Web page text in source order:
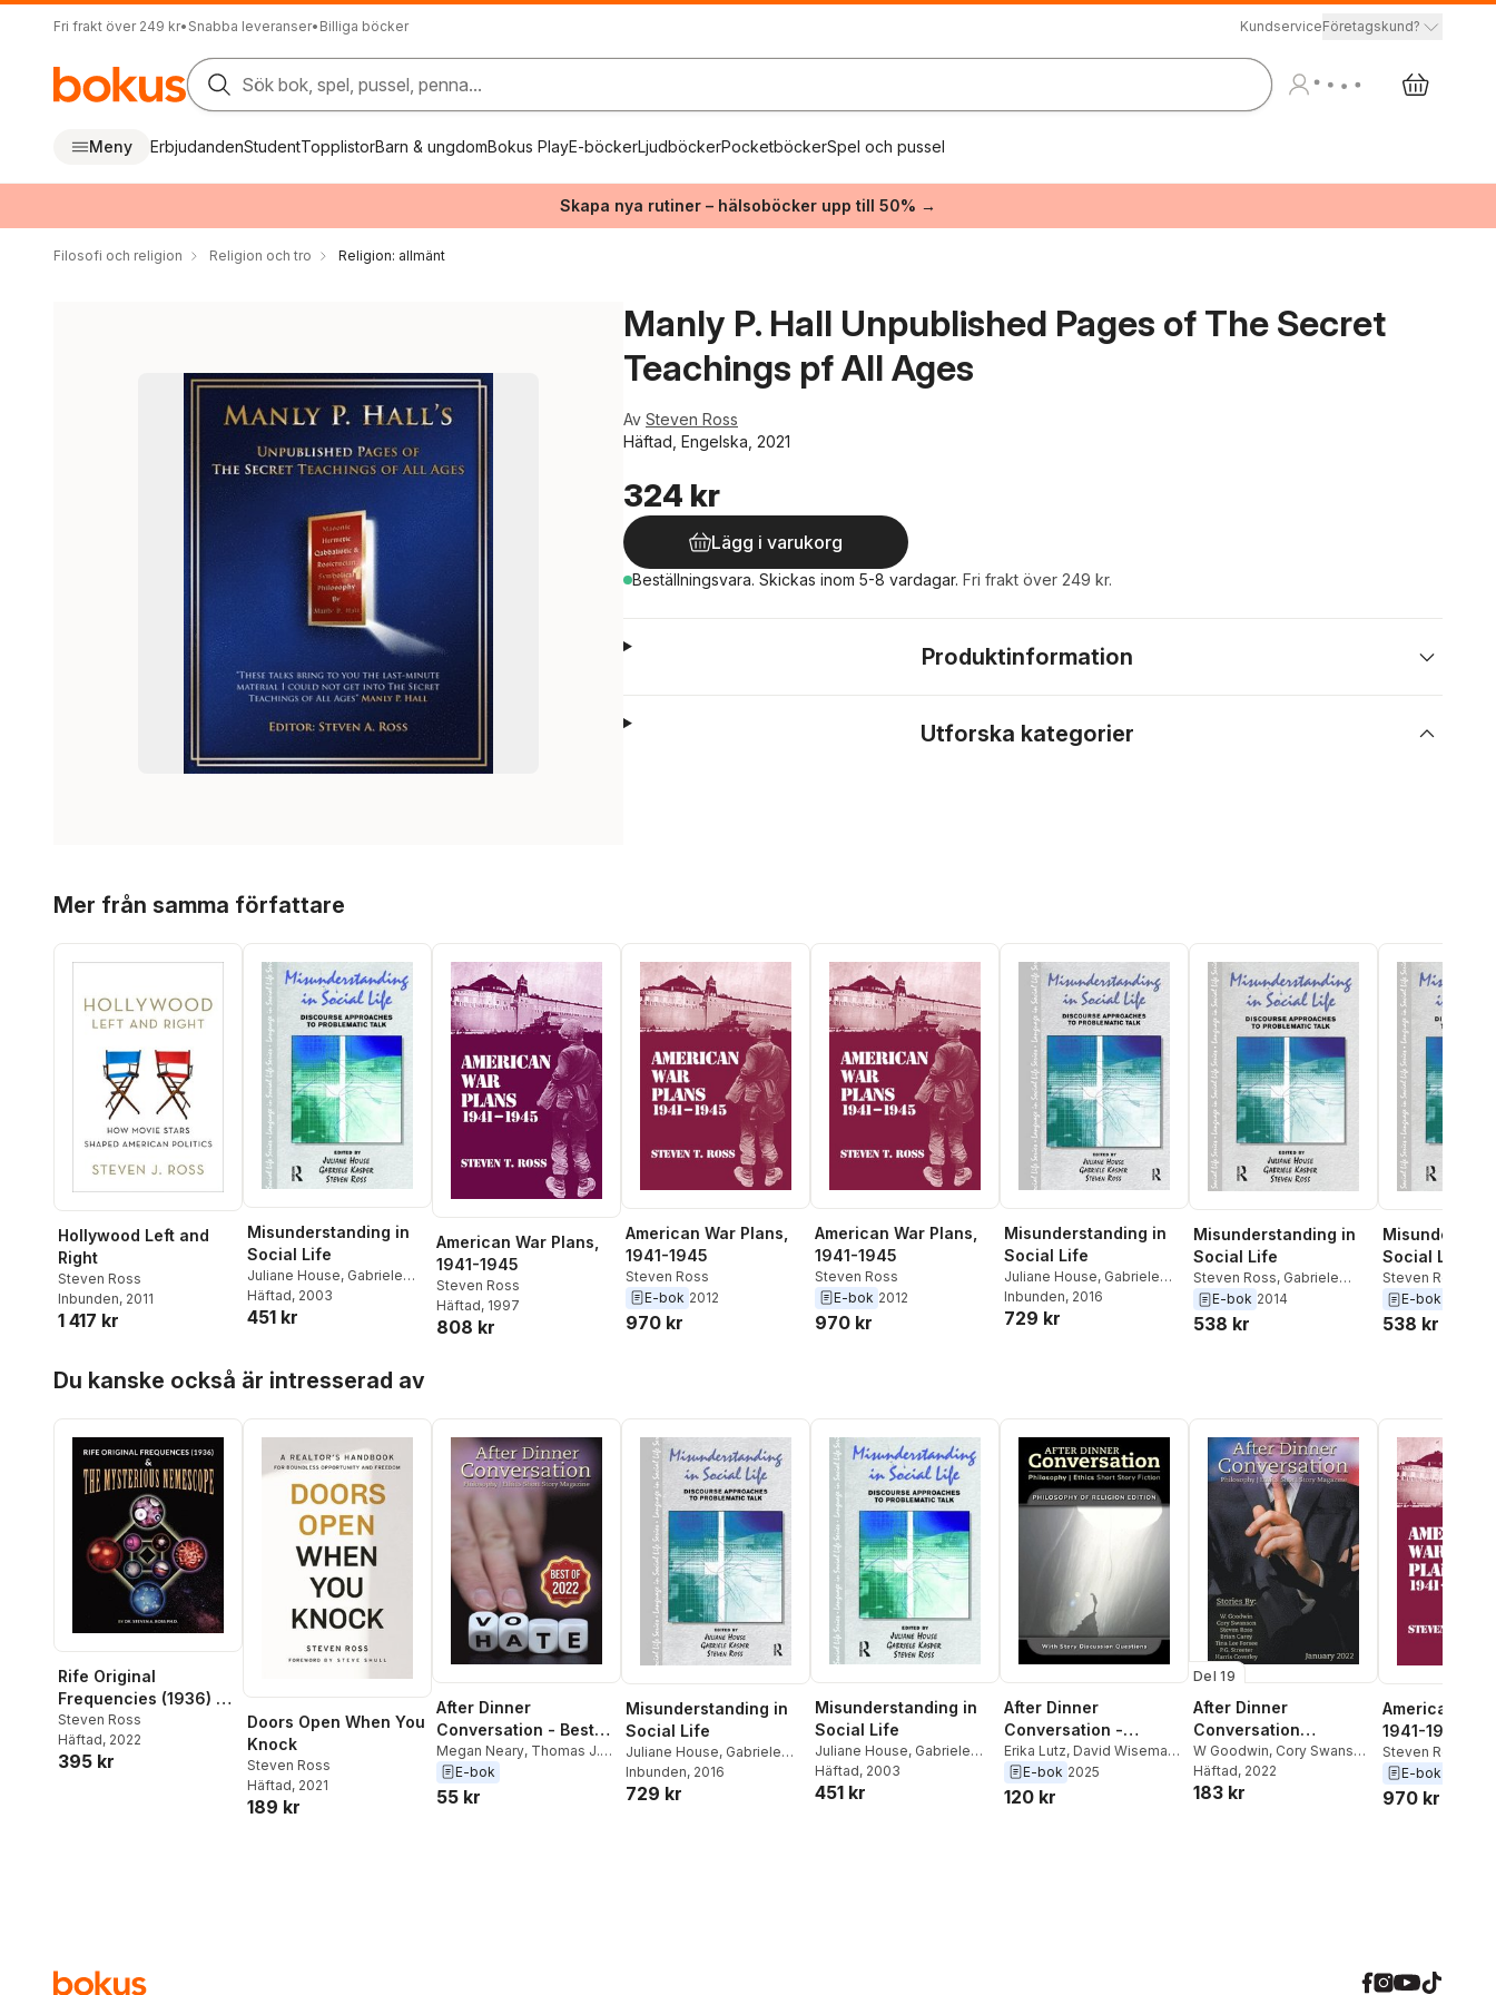
Fri frakt över 249 kr• Snabba leveranser• Billiga böcker KundserviceFöretagskund?
Sök bok, spel, pussel, penna...
Meny ErbjudandenStudentTopplistorBarn & ungdomBokus PlayE-böckerLjudböckerPocketböckerSpel och pussel
Skapa nya rutiner – hälsoböcker upp till 50% →
Filosofi och religion Religion och tro Religion: allmänt
Manly P. Hall Unpublished Pages of The Secret
Teachings pf All Ages
Av Steven Ross
Häftad, Engelska, 2021
324 kr
Lägg i varukorg
Beställningsvara. Skickas inom 5-8 vardagar. Fri frakt över 249 kr.
Produktinformation
Utforska kategorier
Mer från samma författare
Hollywood Left and
Right
Steven Ross
Inbunden, 2011
1 417 kr
Misunderstanding in
Social Life
Juliane House, Gabriele
Kasper,Steven Ross
Häftad, 2003
451 kr
American War Plans,
1941-1945
Steven Ross
Häftad, 1997
808 kr
American War Plans,
1941-1945
Steven Ross
E-bok 2012
970 kr
American War Plans,
1941-1945
Steven Ross
E-bok 2012
970 kr
Misunderstanding in
Social Life
Juliane House, Gabriele
Kasper,Steven Ross
Inbunden, 2016
729 kr
Misunderstanding in
Social Life
Steven Ross, Gabriele
Kasper,Juliane House
E-bok 2014
538 kr
Social Life
Steven Ross
Kasper,Juliane
E-bok
538 kr
Du kanske också är intresserad av
Rife Original
Frequencies (1936) &
The Mysterious
Nemescope
Steven Ross
Häftad, 2022
395 kr
Doors Open When You
Knock
Steven Ross
Häftad, 2021
189 kr
After Dinner
Conversation - Best
Of 2022
Megan Neary, Thomas J.
Weiss,Veronica L. Asay
Larry Kite
E-bok
55 kr
Misunderstanding in
Social Life
Juliane House, Gabriele
Kasper,Steven Ross
Inbunden, 2016
729 kr
Misunderstanding in
Social Life
Juliane House, Gabriele
Kasper,Steven Ross
Häftad, 2003
451 kr
After Dinner
Conversation -
Philosophy of Religion
Erika Lutz, David Wiseman ,
Abra Staffin-Wiebe
McFarland
E-bok 2025
120 kr
Del 19
After Dinner
Conversation
Magazine
W Goodwin, Cory Swanson
Steven Ross
Häftad, 2022
183 kr
American
1941-1945
Steven Ross
E-bok
970 kr